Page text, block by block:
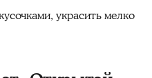
украсить мелко